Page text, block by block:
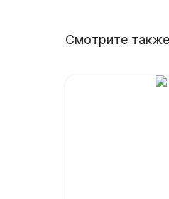
Смотрите также